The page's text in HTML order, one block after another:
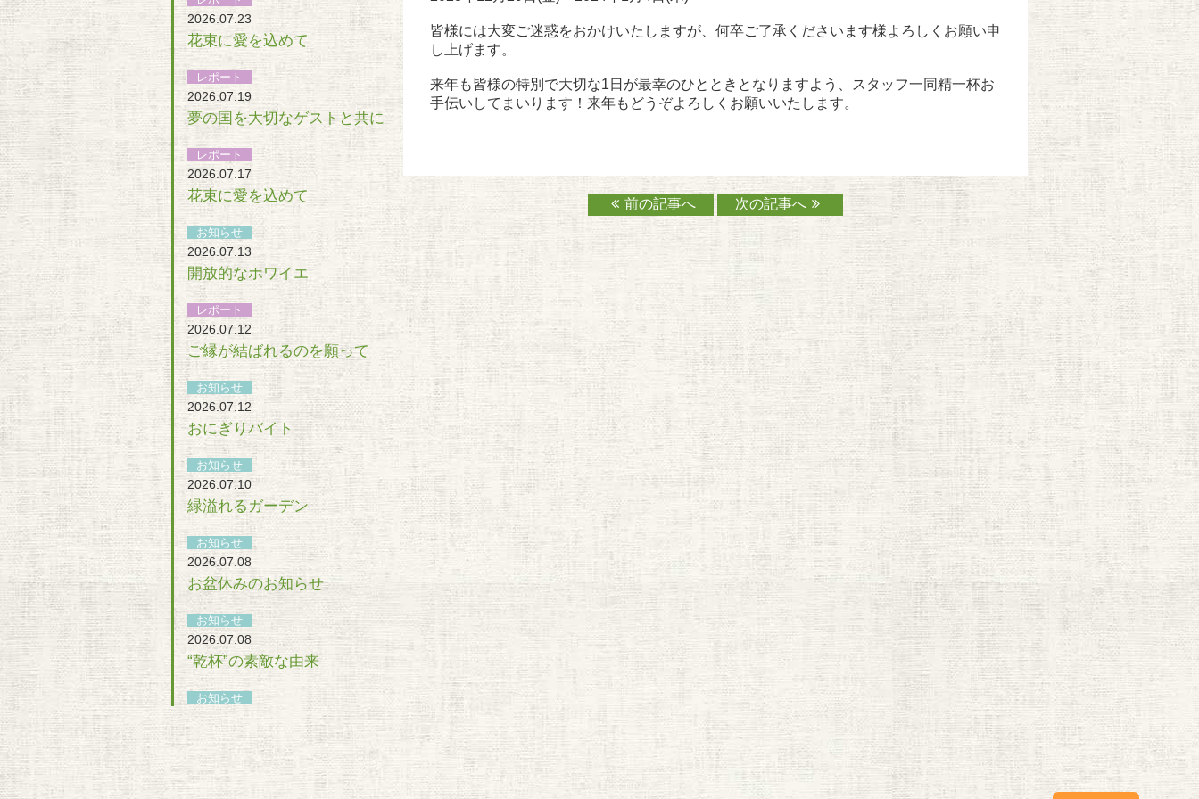
皆様には大変ご迷惑をおかけいたしますが、何卒ご了承くださいます様よろしくお願い申
し上げます。
来年も皆様の特別で大切な1日が最幸のひとときとなりますよう、スタッフ一同精一杯お
手伝いしてまいります！来年もどうぞよろしくお願いいたします。
前の記事へ 次の記事へ
2026.07.23
花束に愛を込めて
レポート
2026.07.19
夢の国を大切なゲストと共に
レポート
2026.07.17
花束に愛を込めて
お知らせ
2026.07.13
開放的なホワイエ
レポート
2026.07.12
ご縁が結ばれるのを願って
お知らせ
2026.07.12
おにぎりバイト
お知らせ
2026.07.10
緑溢れるガーデン
お知らせ
2026.07.08
お盆休みのお知らせ
お知らせ
2026.07.08
“乾杯”の素敵な由来
お知らせ
2026.07.07
ラシュレ夏祭り決定！
レポート
2026.07.07